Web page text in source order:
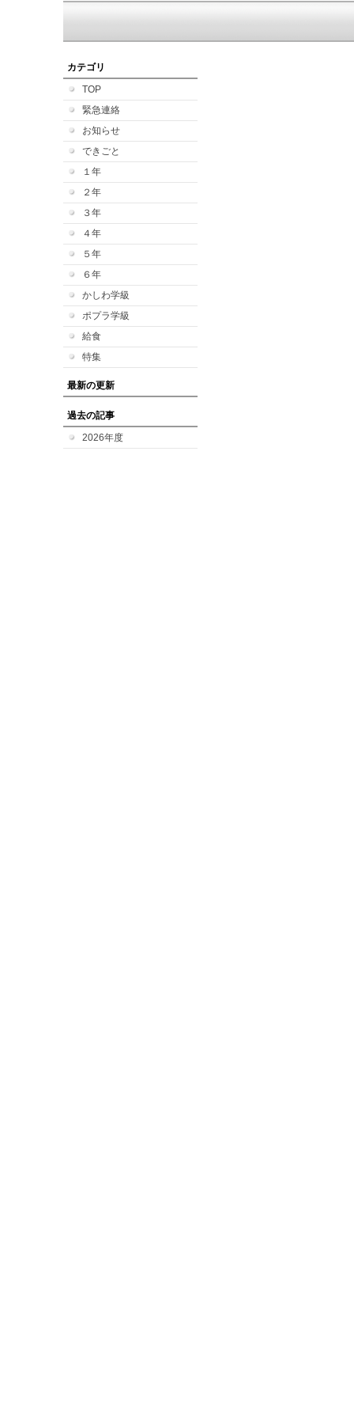
カテゴリ
TOP
緊急連絡
お知らせ
できごと
１年
２年
３年
４年
５年
６年
かしわ学級
ポプラ学級
給食
特集
最新の更新
過去の記事
2026年度